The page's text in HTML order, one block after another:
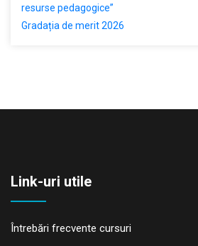
resurse pedagogice”
Gradația de merit 2026
Link-uri utile
Întrebări frecvente cursuri